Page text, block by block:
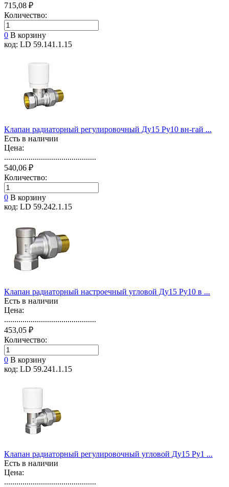
715,08 ₽
Количество:
0 В корзину
код: LD 59.141.1.15
Клапан радиаторный регулировочный Ду15 Ру10 вн-гай ...
Есть в наличии
Цена:
.............................................
540,06 ₽
Количество:
0 В корзину
код: LD 59.242.1.15
Клапан радиаторный настроечный угловой Ду15 Ру10 в ...
Есть в наличии
Цена:
.............................................
453,05 ₽
Количество:
0 В корзину
код: LD 59.241.1.15
Клапан радиаторный регулировочный угловой Ду15 Ру1 ...
Есть в наличии
Цена:
.............................................